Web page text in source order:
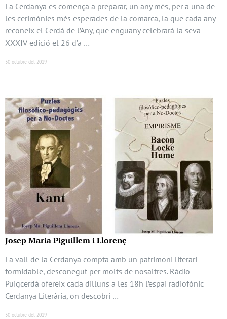
La Cerdanya es comença a preparar, un any més, per a una de
les cerimònies més esperades de la comarca, la que cada any
reconeix el Cerdà de l’Any, que enguany celebrarà la seva
XXXIV edició el 26 d’a …
30 octubre del 2019
Josep Maria Piguillem i Llorenç
La vall de la Cerdanya compta amb un patrimoni literari
formidable, desconegut per molts de nosaltres. Ràdio
Puigcerdà ofereix cada dilluns a les 18h l’espai radiofònic
Cerdanya Literària, on descobri …
30 octubre del 2019